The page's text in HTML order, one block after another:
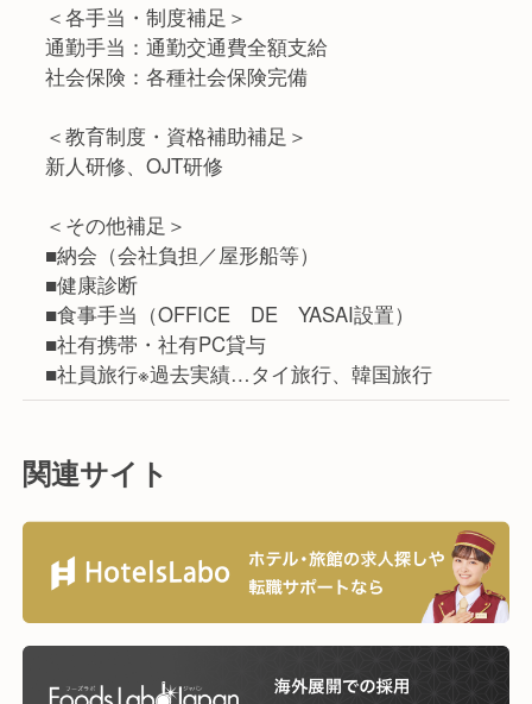
＜各手当・制度補足＞
通勤手当：通勤交通費全額支給
社会保険：各種社会保険完備
＜教育制度・資格補助補足＞
新人研修、OJT研修
＜その他補足＞
■納会（会社負担／屋形船等）
■健康診断
■食事手当（OFFICE DE YASAI設置）
■社有携帯・社有PC貸与
■社員旅行※過去実績…タイ旅行、韓国旅行
関連サイト